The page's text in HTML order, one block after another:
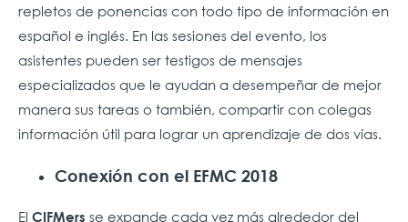
repletos de ponencias con todo tipo de información en
español e inglés. En las sesiones del evento, los
asistentes pueden ser testigos de mensajes
especializados que le ayudan a desempeñar de mejor
manera sus tareas o también, compartir con colegas
información útil para lograr un aprendizaje de dos vías.
Conexión con el EFMC 2018
El CIFMers se expande cada vez más alrededor del